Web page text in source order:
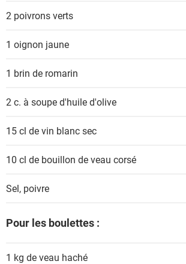
t
2 poivrons verts
1 oignon jaune
1 brin de romarin
2 c. à souped'huile d'olive
15 cl de vin blanc sec
10 cl de bouillon de veau corsé
Sel, poivre
Pour les boulettes :
1 kg de veau haché